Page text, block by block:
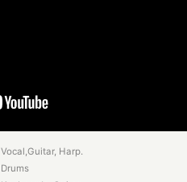
Vocal,Guitar, Harp.
Drums